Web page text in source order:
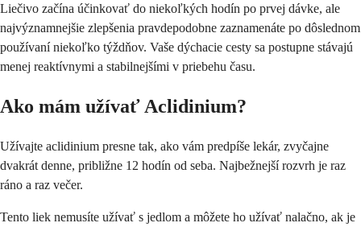
Liečivo začína účinkovať do niekoľkých hodín po prvej dávke, ale
najvýznamnejšie zlepšenia pravdepodobne zaznamenáte po dôslednom
používaní niekoľko týždňov. Vaše dýchacie cesty sa postupne stávajú
menej reaktívnymi a stabilnejšími v priebehu času.
Ako mám užívať Aclidinium?
Užívajte aclidinium presne tak, ako vám predpíše lekár, zvyčajne
dvakrát denne, približne 12 hodín od seba. Najbežnejší rozvrh je raz
ráno a raz večer.
Tento liek nemusíte užívať s jedlom a môžete ho užívať nalačno, ak je